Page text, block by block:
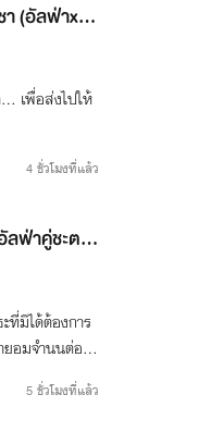
(อัลฟ่าxโอเ
เพื่อส่งไปให้
4 ชั่วโมงที่แล้ว
ฟ่าคู่ชะตา |
ที่มิได้ต้องการ
อมจำนนต่อโช
5 ชั่วโมงที่แล้ว